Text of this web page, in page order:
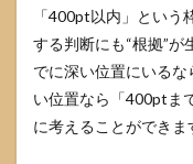
ヴァ
ルヴ
レイ
ヴ2
の怪
でよ
「400pt以内」という
する判断にも“根拠”
でに深い位置にいる
い位置なら「400ptま
に考えることができま